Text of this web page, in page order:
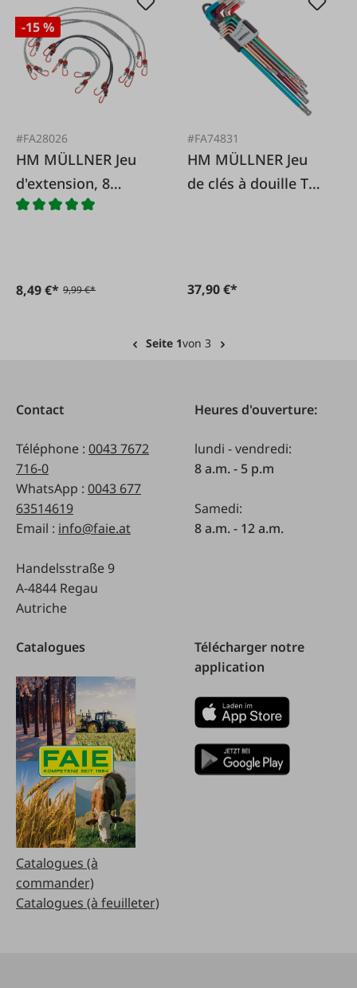
-15 %
#FA28026
HM MÜLLNER Jeu
d'extension, 8
pièces.
8,49 €* 9,99 €*
#FA74831
HM MÜLLNER Jeu
de clés à douille TX
37,90 €*
Seite 1von 3
Contact
Téléphone : 0043 7672
716-0
WhatsApp : 0043 677
63514619
Email : info@faie.at
Handelsstraße 9
A-4844 Regau
Autriche
Heures d'ouverture:
lundi - vendredi:
8 a.m. - 5 p.m
Samedi:
8 a.m. - 12 a.m.
Catalogues
Catalogues (à
commander)
Catalogues (à feuilleter)
Télécharger notre
application